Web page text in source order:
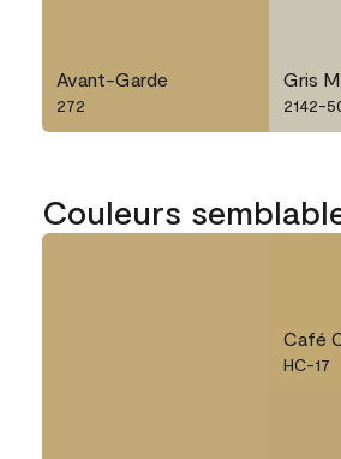
Avant-Garde
272
Gris
2142-
Couleurs
Café
HC-17